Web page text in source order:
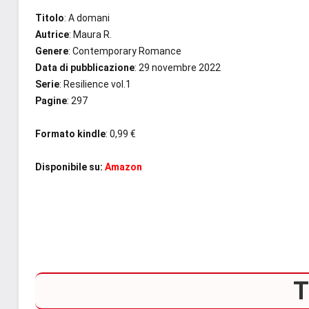
Titolo: A domani
Autrice: Maura R.
Genere: Contemporary Romance
Data di pubblicazione: 29 novembre 2022
Serie: Resilience vol.1
Pagine: 297
Formato kindle: 0,99 €
Disponibile su: Amazon